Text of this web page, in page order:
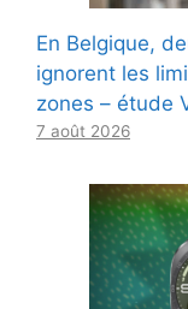
En Belgique,
ignorent les
zones – étude
7 août 2026